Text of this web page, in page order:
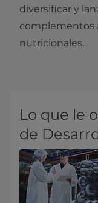
diversificar y
complementos
nutricionales.
Lo que le
de